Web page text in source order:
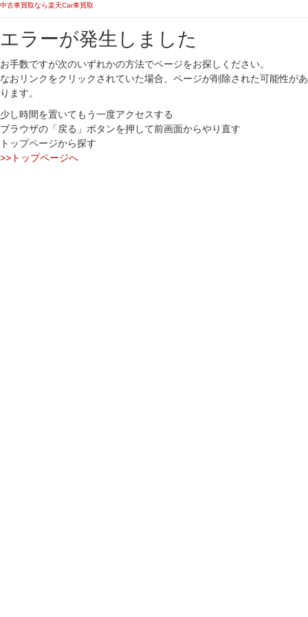
中古車買取なら楽天Car車買取
エラーが発生しました
お手数ですが次のいずれかの方法でページをお探しください。
なおリンクをクリックされていた場合、ページが削除された可能性があ
ります。
少し時間を置いてもう一度アクセスする
ブラウザの「戻る」ボタンを押して前画面からやり直す
トップページから探す
>>トップページへ